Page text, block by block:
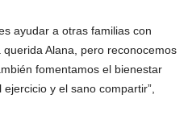
ayudar a otras familias con
Alana, pero reconocemos
fomentamos el bienestar
y el sano compartir”,